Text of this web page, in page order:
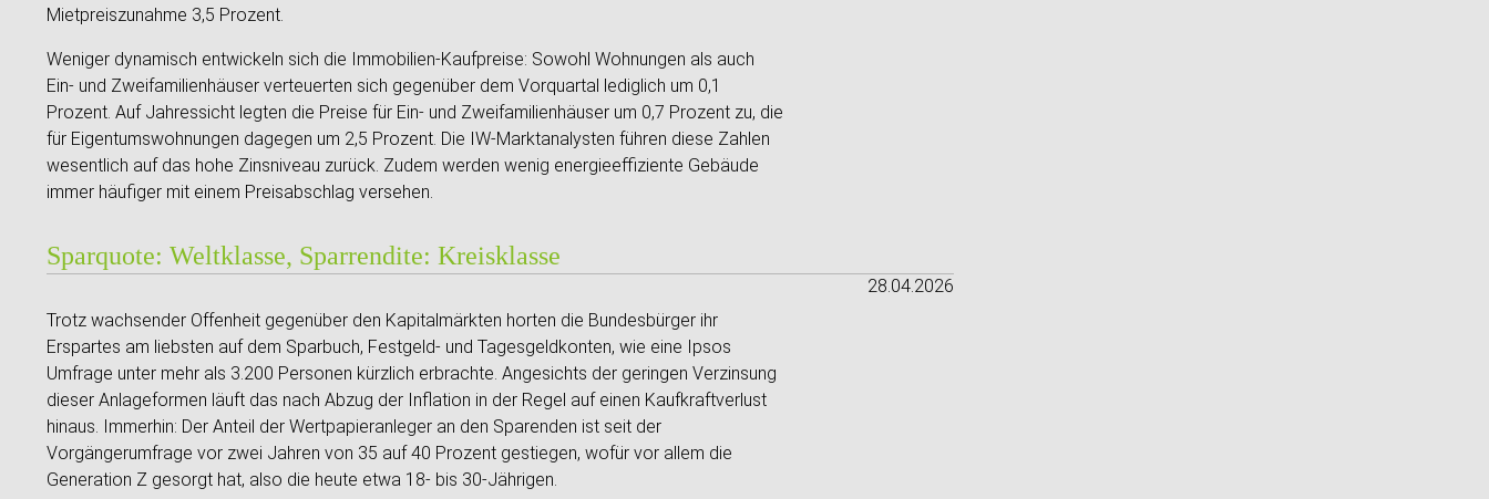
Mietpreiszunahme 3,5 Prozent.
Weniger dynamisch entwickeln sich die Immobilien-Kaufpreise: Sowohl Wohnungen als auch
Ein- und Zweifamilienhäuser verteuerten sich gegenüber dem Vorquartal lediglich um 0,1
Prozent. Auf Jahressicht legten die Preise für Ein- und Zweifamilienhäuser um 0,7 Prozent zu, die
für Eigentumswohnungen dagegen um 2,5 Prozent. Die IW-Marktanalysten führen diese Zahlen
wesentlich auf das hohe Zinsniveau zurück. Zudem werden wenig energieeffiziente Gebäude
immer häufiger mit einem Preisabschlag versehen.
Sparquote: Weltklasse, Sparrendite: Kreisklasse
28.04.2026
Trotz wachsender Offenheit gegenüber den Kapitalmärkten horten die Bundesbürger ihr
Erspartes am liebsten auf dem Sparbuch, Festgeld- und Tagesgeldkonten, wie eine Ipsos
Umfrage unter mehr als 3.200 Personen kürzlich erbrachte. Angesichts der geringen Verzinsung
dieser Anlageformen läuft das nach Abzug der Inflation in der Regel auf einen Kaufkraftverlust
hinaus. Immerhin: Der Anteil der Wertpapieranleger an den Sparenden ist seit der
Vorgängerumfrage vor zwei Jahren von 35 auf 40 Prozent gestiegen, wofür vor allem die
Generation Z gesorgt hat, also die heute etwa 18- bis 30-Jährigen.